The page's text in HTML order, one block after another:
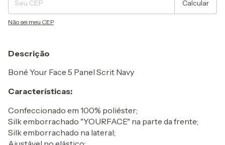
Calcular
Não sei meu CEP
Descrição
Boné Your Face 5 Panel Scrit Navy
Características:
Confeccionado em 100% poliéster;
Silk emborrachado "YOURFACE" na parte da frente;
Silk emborrachado na lateral;